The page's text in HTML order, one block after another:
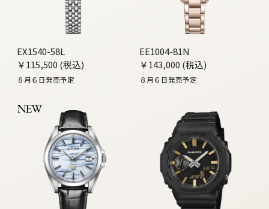
EX1540-58L
￥115,500 (税込)
８月６日発売予定
EE1004-81N
￥143,000 (税込)
８月６日発売予定
NEW